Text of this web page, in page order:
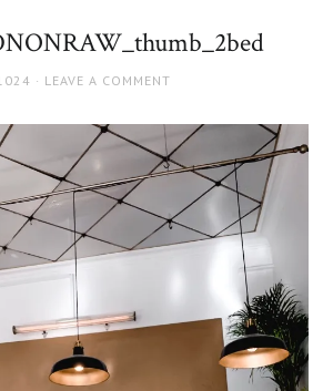
LEAVE A COMMENT